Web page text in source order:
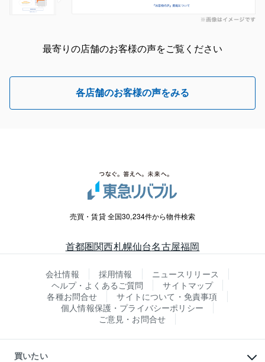
最寄りの店舗のお客様の声をご覧ください
各店舗のお客様の声をみる
売買・賃貸 全国30,234件から物件検索
首都圏関西札幌仙台名古屋福岡
会社情報 採用情報
ニュースリリース
ヘルプ・よくあるご質問
サイトマップ
各種お問合せ
サイトについて・免責事項
個人情報保護・プライバシーポリシー
ご意見・お問合せ
買いたい